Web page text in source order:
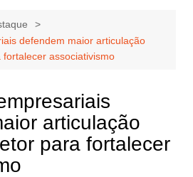
defendem maior articulação
associativismo
articulação
para fortalecer